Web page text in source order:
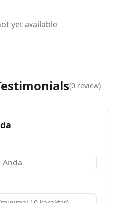
yet available
(0 review)